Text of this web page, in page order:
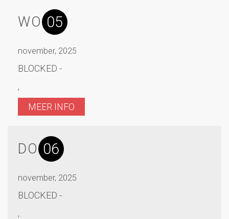
WO 05
november, 2025
BLOCKED -
,
MEER INFO
DO 06
november, 2025
BLOCKED -
,